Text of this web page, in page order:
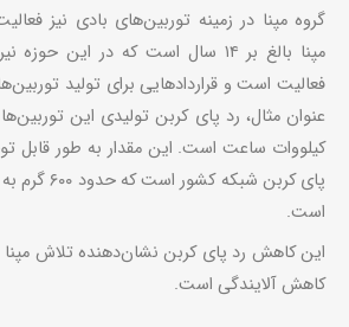
گروه مپنا در زمینه توربین‌های بادی نیز
مپنا بالغ بر ۱۴ سال است که در این
فعالیت است و قراردادهایی برای تولید
کیلووات ساعت است. این مقدار به طور قابل
پای کربن
است.
این کاهش رد پای کربن نشان‌دهنده تلاش مپنا
کاهش آلایندگی است.